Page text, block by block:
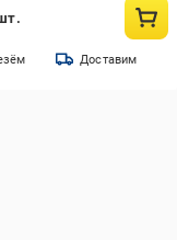
Доставим